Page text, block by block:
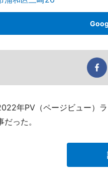
年PV（ページビュー）
った。